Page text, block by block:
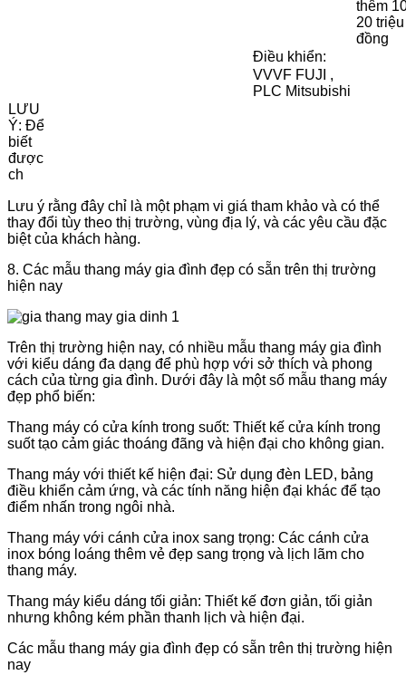
thêm
20 triệu
đồng
Điều khiển:
VVVF FUJI ,
PLC Mitsubishi
LƯU
Ý: Để
biết
được
ch
Lưu ý rằng đây chỉ là một phạm vi giá tham khảo và có thể
thay đổi tùy theo thị trường, vùng địa lý, và các yêu cầu đặc
biệt của khách hàng.
8. Các mẫu thang máy gia đình đẹp có sẵn trên thị trường
hiện nay
Trên thị trường hiện nay, có nhiều mẫu thang máy gia đình
với kiểu dáng đa dạng để phù hợp với sở thích và phong
cách của từng gia đình. Dưới đây là một số mẫu thang máy
đẹp phổ biến:
Thang máy có cửa kính trong suốt: Thiết kế cửa kính trong
suốt tạo cảm giác thoáng đãng và hiện đại cho không gian.
Thang máy với thiết kế hiện đại: Sử dụng đèn LED, bảng
điều khiển cảm ứng, và các tính năng hiện đại khác để tạo
điểm nhấn trong ngôi nhà.
Thang máy với cánh cửa inox sang trọng: Các cánh cửa
inox bóng loáng thêm vẻ đẹp sang trọng và lịch lãm cho
thang máy.
Thang máy kiểu dáng tối giản: Thiết kế đơn giản, tối giản
nhưng không kém phần thanh lịch và hiện đại.
Các mẫu thang máy gia đình đẹp có sẵn trên thị trường hiện
nay